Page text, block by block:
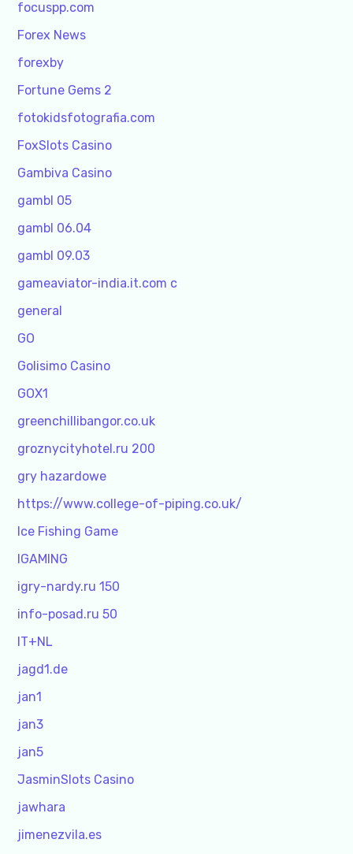
focuspp.com
Forex News
forexby
Fortune Gems 2
fotokidsfotografia.com
FoxSlots Casino
Gambiva Casino
gambl 05
gambl 06.04
gambl 09.03
gameaviator-india.it.com c
general
GO
Golisimo Casino
GOX1
greenchillibangor.co.uk
groznycityhotel.ru 200
gry hazardowe
https://www.college-of-piping.co.uk/
Ice Fishing Game
IGAMING
igry-nardy.ru 150
info-posad.ru 50
IT+NL
jagd1.de
jan1
jan3
jan5
JasminSlots Casino
jawhara
jimenezvila.es